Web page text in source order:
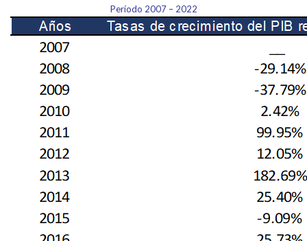
Período 2007 – 2022